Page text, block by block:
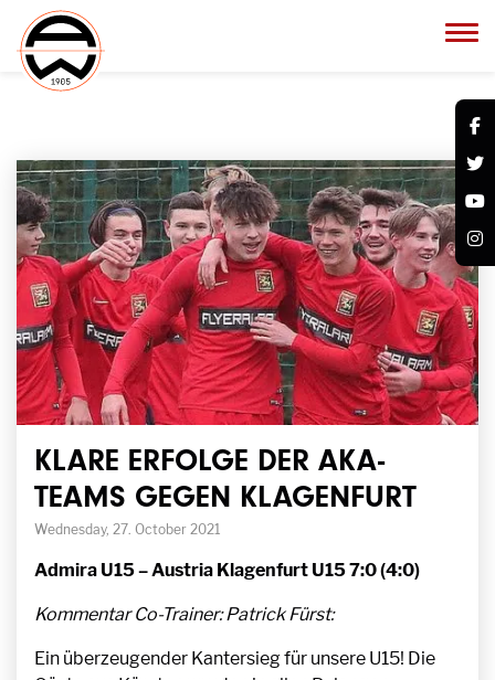
KLARE ERFOLGE DER AKA-
TEAMS GEGEN KLAGENFURT
Wednesday, 27. October 2021
Admira U15 – Austria Klagenfurt U15 7:0 (4:0)
Kommentar Co-Trainer: Patrick Fürst:
Ein überzeugender Kantersieg für unsere U15! Die